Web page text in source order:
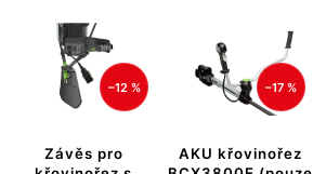
–12 %
Závěs pro
–17 %
AKU křovinořez